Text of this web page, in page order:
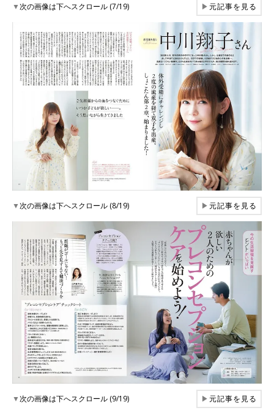
▼次の画像は下へスクロール (7/19) ▶元記事を見る
▼次の画像は下へスクロール (8/19) ▶元記事を見る
▼次の画像は下へスクロール (9/19) ▶元記事を見る